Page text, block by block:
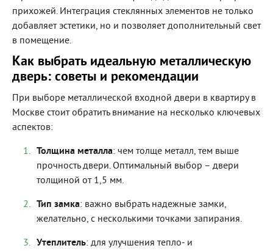
прихожей. Интеграция стеклянных элементов не только
добавляет эстетики, но и позволяет дополнительный свет
в помещение.
Как выбрать идеальную металлическую
дверь: советы и рекомендации
При выборе металлической входной двери в квартиру в
Москве стоит обратить внимание на несколько ключевых
аспектов:
Толщина металла: чем толще металл, тем выше
прочность двери. Оптимальный выбор – двери
толщиной от 1,5 мм.
Тип замка: важно выбрать надежные замки,
желательно, с несколькими точками запирания.
Утеплитель: для улучшения тепло- и